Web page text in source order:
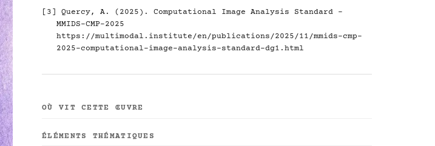
[3] Quercy, A. (2025). Computational Image Analysis Standard -
MMIDS-CMP-2025
https://multimodal.institute/en/publications/2025/11/mmids-cmp-
2025-computational-image-analysis-standard-dg1.html
OÙ VIT CETTE ŒUVRE
ÉLÉMENTS THÉMATIQUES